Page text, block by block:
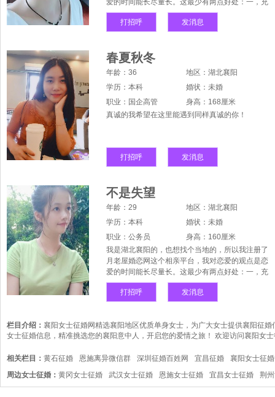
爱的时间能长尽量长。这最少有两点好处：一，充
分，尽可能长的享受恋爱的愉悦，婚姻和恋爱的感
觉是很不同的。二，两人相处时间越长，越能检验
打招呼 发消息
春夏秋冬
年龄：36
地区：湖北襄阳
学历：本科
婚状：未婚
职业：国企高管
身高：168厘米
真诚的我希望在这里能遇到同样真诚的你！
打招呼 发消息
不是失望
年龄：29
地区：湖北襄阳
学历：本科
婚状：未婚
职业：公务员
身高：160厘米
我是湖北襄阳的，也想找个当地的，所以我注册了
月老屋婚恋网这个相亲平台，我对恋爱的观点是恋
爱的时间能长尽量长。这最少有两点好处：一，充
分，尽可能长的享受恋爱的愉悦，婚姻和恋爱的感
觉是很不同的。二，两人相处时间越长，越能检验
打招呼 发消息
栏目介绍： 襄阳女士征婚网精选襄阳地区优质单身女士，为广大女士提供襄阳征
女士征婚信息，精准挑选您的襄阳意中人，开启您的爱情之旅！ 欢迎访问襄阳女
相关栏目： 黄石征婚 恩施离异微信群 深圳征婚百姓网 宜昌征婚
襄阳女士征婚
周边女士征婚： 黄冈女士征婚 武汉女士征婚 恩施女士征婚 宜昌女士征婚 荆